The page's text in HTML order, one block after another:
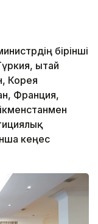
бірінші
Қытай
Корея
Франция,
кеңес